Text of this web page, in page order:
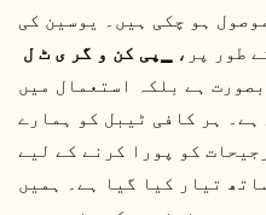
ہو چکی ہیں۔ یوسین کی
طور پر،
▁پی کن و گر ی ٹ ل
ہے بلکہ استعمال میں
ہے۔ ہر کافی ٹیبل کو ہمارے
کو پورا کرنے کے لیے
تیار کیا گیا ہے۔ ہمیں